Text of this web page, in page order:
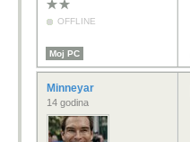
OFFLINE
Moj PC
Minneyar
14 godina